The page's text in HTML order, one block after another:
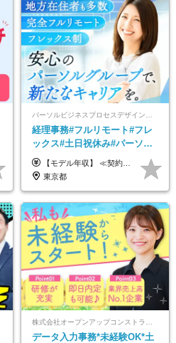
経理事務#フルリモート#フレ
ックス#土日祝休み#パーソル
グループ#年休120日以上#正社
員登用あり#服装自由
【モデル年収】 ≪契約社員≫ 年収330万円 (基本給23万 ＋ 地区手当3万円 ＋ 賞与)：都内在住 年収264万円 (基本給21万 ＋ 賞与)：静岡県在住 --------------- ●月給21万円～28万9900円＋賞与（年2回）＋各種手当 ●1年目想定給与：年収264万円～364万円 ●経験やスキルに応じて優遇します！ ※お住まいの地域により0～3万円の地区手当を支給しております ※試用期間中（3ヶ月間）の雇用形態および待遇に差異はありません ※残業代については選考時に詳細をご説明します ※通算契約期間の上限は5年となります ≪アルバイト≫ ●時給1,250円～2,300円 ●経験やスキルに応じて優遇します！ ●ご希望に応じ、扶養内での勤務も可能です！ ※試用期間中の雇用形態および待遇に差異はありません
東京都
データ入力事務*未経験OK*土